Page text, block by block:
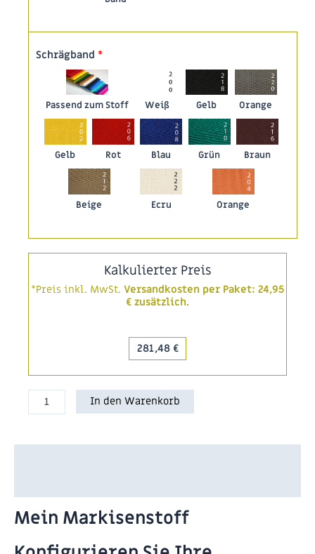
Schrägband *
Passend zum Stoff Weiß Gelb Orange
Gelb Rot Blau Grün Braun
Beige Ecru Orange
Kalkulierter Preis
*Preis inkl. MwSt. Versandkosten per Paket: 24,95
€ zusätzlich.
281,48 €
Mein
Markisenstoff
In den Warenkorb
Mein Markisenstoff